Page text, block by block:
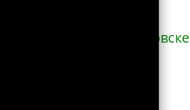
в Ватутино
такси в Верхнеднепровске
в Винниках
такси в Виннице